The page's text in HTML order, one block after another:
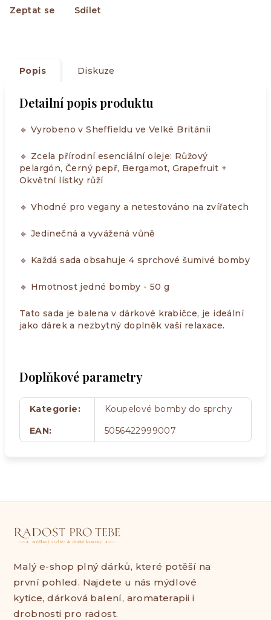
Zeptat se Sdílet
Popis Diskuze
Detailní popis produktu
🔹 Vyrobeno v Sheffieldu ve Velké Británii
🔹 Zcela přírodní esenciální oleje: Růžový
pelargón, Černý pepř, Bergamot, Grapefruit +
Okvětní lístky růží
🔹 Vhodné pro vegany a netestováno na zvířatech
🔹 Jedinečná a vyvážená vůně
🔹 Každá sada obsahuje 4 sprchové šumivé bomby
🔹 Hmotnost jedné bomby - 50 g
Tato sada je balena v dárkové krabičce, je ideální
jako dárek a nezbytný doplněk vaší relaxace.
Doplňkové parametry
Kategorie:
Koupelové bomby do sprchy
EAN: 5056422999007
Malý e-shop plný dárků, které potěší na
první pohled. Najdete u nás mýdlové
kytice, dárková balení, aromaterapii i
drobnosti pro radost.